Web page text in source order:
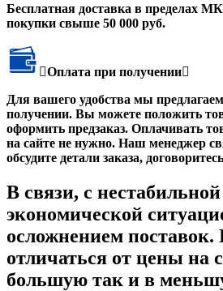
Бесплатная доставка в пределах
покупки свыше 50 000 руб.
Оплата при получении
Для вашего удобства мы
получении. Вы можете положить
оформить предзаказ. Оплачивать
на сайте не нужно. Наш менеджер
обсудите детали заказа,
В связи, с нестабильной
экономической
осложнением
отличаться от цены на
большую так и в